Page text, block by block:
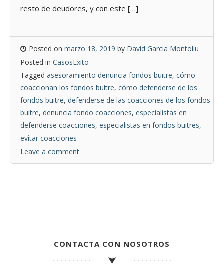
resto de deudores, y con este […]
Posted on marzo 18, 2019 by David Garcia Montoliu
Posted in CasosExito
Tagged asesoramiento denuncia fondos buitre, cómo
coaccionan los fondos buitre, cómo defenderse de los
fondos buitre, defenderse de las coacciones de los fondos
buitre, denuncia fondo coacciones, especialistas en
defenderse coacciones, especialistas en fondos buitres,
evitar coacciones
Leave a comment
CONTACTA CON NOSOTROS